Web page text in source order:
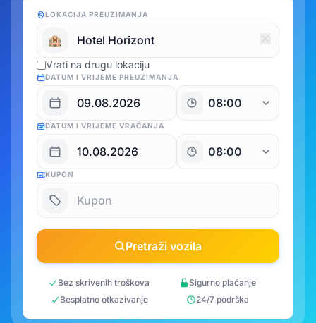
LOKACIJA PREUZIMANJA
🏨
Vrati na drugu lokaciju
DATUM I VRIJEME PREUZIMANJA
DATUM I VRIJEME VRAĆANJA
KUPON
Pretraži vozila
Bez skrivenih troškova
Sigurno plaćanje
Besplatno otkazivanje
24/7 podrška